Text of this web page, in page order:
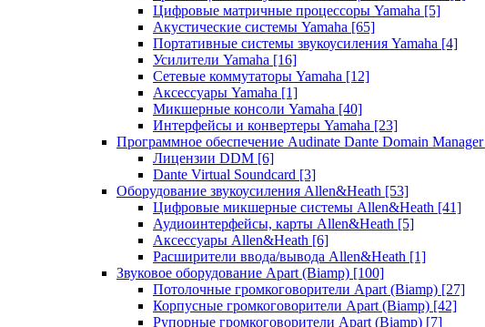
Цифровые матричные процессоры Yamaha [5]
Акустические системы Yamaha [65]
Портативные системы звукоусиления Yamaha [4]
Усилители Yamaha [16]
Сетевые коммутаторы Yamaha [12]
Аксессуары Yamaha [1]
Микшерные консоли Yamaha [40]
Интерфейсы и конвертеры Yamaha [23]
Программное обеспечение Audinate Dante Domain Manager
Лицензии DDM [6]
Dante Virtual Soundcard [3]
Оборудование звукоусиления Allen&Heath [53]
Цифровые микшерные системы Allen&Heath [41]
Аудиоинтерфейсы, карты Allen&Heath [5]
Аксессуары Allen&Heath [6]
Расширители ввода/вывода Allen&Heath [1]
Звуковое оборудование Apart (Biamp) [100]
Потолочные громкоговорители Apart (Biamp) [27]
Корпусные громкоговорители Apart (Biamp) [42]
Рупорные громкоговорители Apart (Biamp) [7]